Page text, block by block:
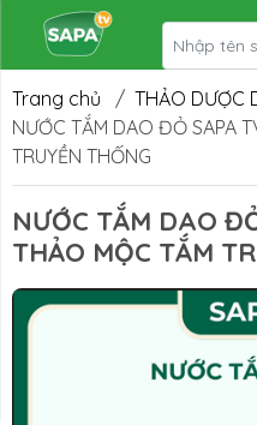
Sạn
SapaTV
Video Về
Trang chủ / THẢO DƯỢC
NƯỚC TẮM DAO ĐỎ SAPA
TRUYỀN THỐNG
NƯỚC TẮM DAO
THẢO MỘC TẮM